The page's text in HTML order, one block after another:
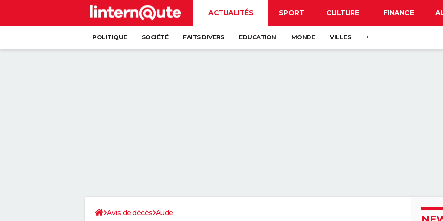
ACTUALITÉS SPORT CULTURE FINANCE
POLITIQUE SOCIÉTÉ FAITS DIVERS EDUCATION MONDE VILLES +
Avis de décès Aude